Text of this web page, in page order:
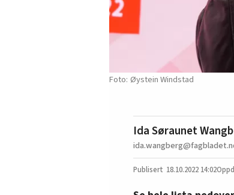
Øystein Windstad
Ida Søraunet
18.10.2022 14:02